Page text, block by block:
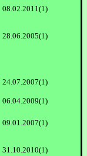
08.02.2011(1)
28.06.2005(1)
24.07.2007(1)
06.04.2009(1)
09.01.2007(1)
31.10.2010(1)